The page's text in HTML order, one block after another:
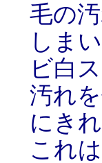
毛の
しま
ビ白
汚れ
にき
これ